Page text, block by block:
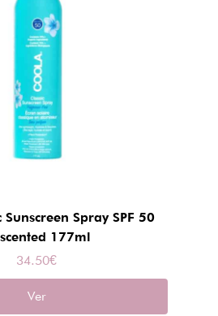
Spray SPF 50
177ml
34.50€
Ver